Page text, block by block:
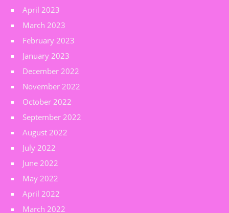
April 2023
March 2023
February 2023
January 2023
December 2022
November 2022
October 2022
September 2022
August 2022
July 2022
June 2022
May 2022
April 2022
March 2022